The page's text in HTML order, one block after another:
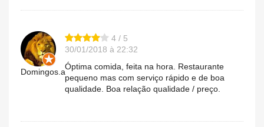
Domingos.a
4 / 5
30/01/2018 à 22:32
Óptima comida, feita na hora. Restaurante
pequeno mas com serviço rápido e de boa
qualidade. Boa relação qualidade / preço.